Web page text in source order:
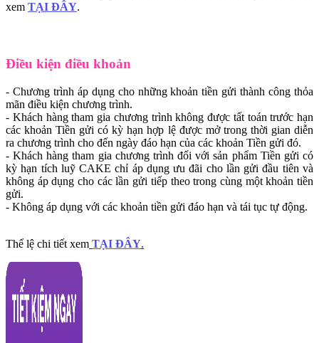
xem TẠI ĐÂY.
Điều kiện điều khoản
- Chương trình áp dụng cho những khoản tiền gửi thành công thỏa
mãn điều kiện chương trình.
- Khách hàng tham gia chương trình không được tất toán trước hạn
các khoản Tiền gửi có kỳ hạn hợp lệ được mở trong thời gian diễn
ra chương trình cho đến ngày đáo hạn của các khoản Tiền gửi đó.
- Khách hàng tham gia chương trình đối với sản phẩm Tiền gửi có
kỳ hạn tích luỹ CAKE chỉ áp dụng ưu đãi cho lần gửi đầu tiên và
không áp dụng cho các lần gửi tiếp theo trong cùng một khoản tiền
gửi.
- Không áp dụng với các khoản tiền gửi đáo hạn và tái tục tự động.
Thể lệ chi tiết xem TẠI ĐÂY.